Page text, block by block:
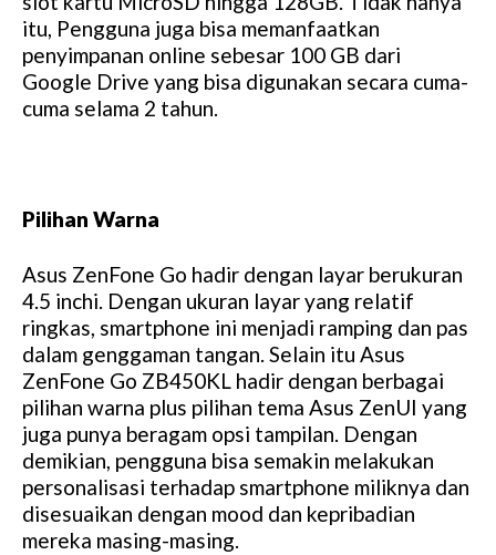
itu, Pengguna juga bisa memanfaatkan
penyimpanan online sebesar 100 GB dari
Google Drive yang bisa digunakan secara cuma-
cuma selama 2 tahun.
Pilihan Warna
Asus ZenFone Go hadir dengan layar berukuran
4.5 inchi. Dengan ukuran layar yang relatif
ringkas, smartphone ini menjadi ramping dan pas
dalam genggaman tangan. Selain itu Asus
ZenFone Go ZB450KL hadir dengan berbagai
pilihan warna plus pilihan tema Asus ZenUI yang
juga punya beragam opsi tampilan. Dengan
demikian, pengguna bisa semakin melakukan
personalisasi terhadap smartphone miliknya dan
disesuaikan dengan mood dan kepribadian
mereka masing-masing.